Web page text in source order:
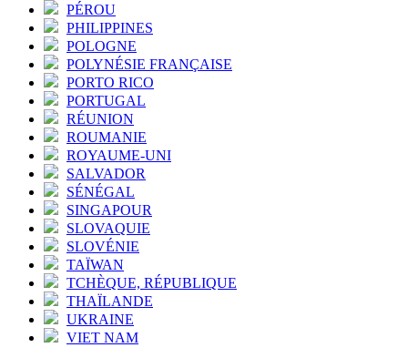
PÉROU
PHILIPPINES
POLOGNE
POLYNÉSIE FRANÇAISE
PORTO RICO
PORTUGAL
RÉUNION
ROUMANIE
ROYAUME-UNI
SALVADOR
SÉNÉGAL
SINGAPOUR
SLOVAQUIE
SLOVÉNIE
TAÏWAN
TCHÈQUE, RÉPUBLIQUE
THAÏLANDE
UKRAINE
VIET NAM